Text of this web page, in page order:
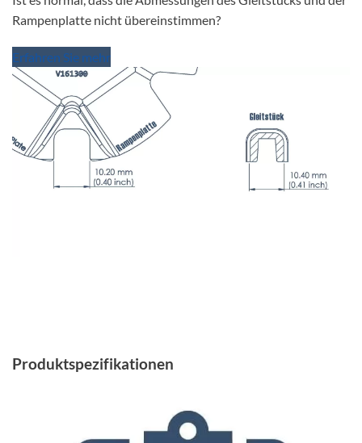
Rampenplatte nicht übereinstimmen?
Erfahren Sie mehr
Produktspezifikationen